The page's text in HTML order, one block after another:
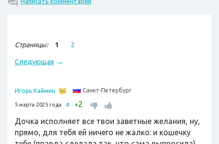
Страницы: 1 2
Следующая →
Игорь Хаймин Санкт-Петербург
5 марта 2025 года # +2
Дочка исполняет все твои заветные желания, ну,
прямо, для тебя ей ничего не жалко: и кошечку